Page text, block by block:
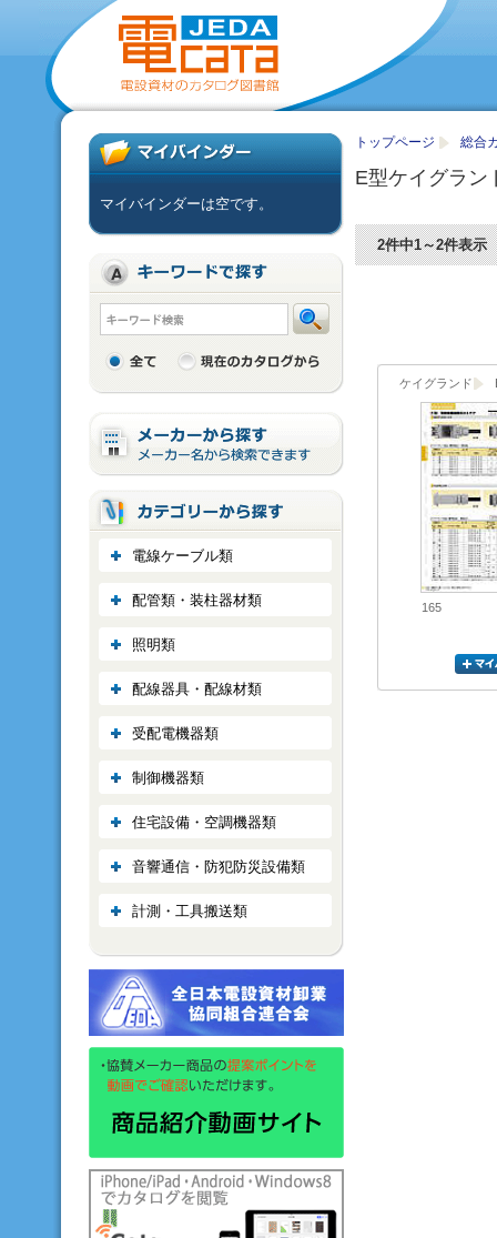
トップページ 総合
E型ケイグラン
2件中1～2件表示
ケイグランド
165
マイバインダーは空です。
電線ケーブル類
配管類・装柱器材類
照明類
配線器具・配線材類
受配電機器類
制御機器類
住宅設備・空調機器類
音響通信・防犯防災設備類
計測・工具搬送類